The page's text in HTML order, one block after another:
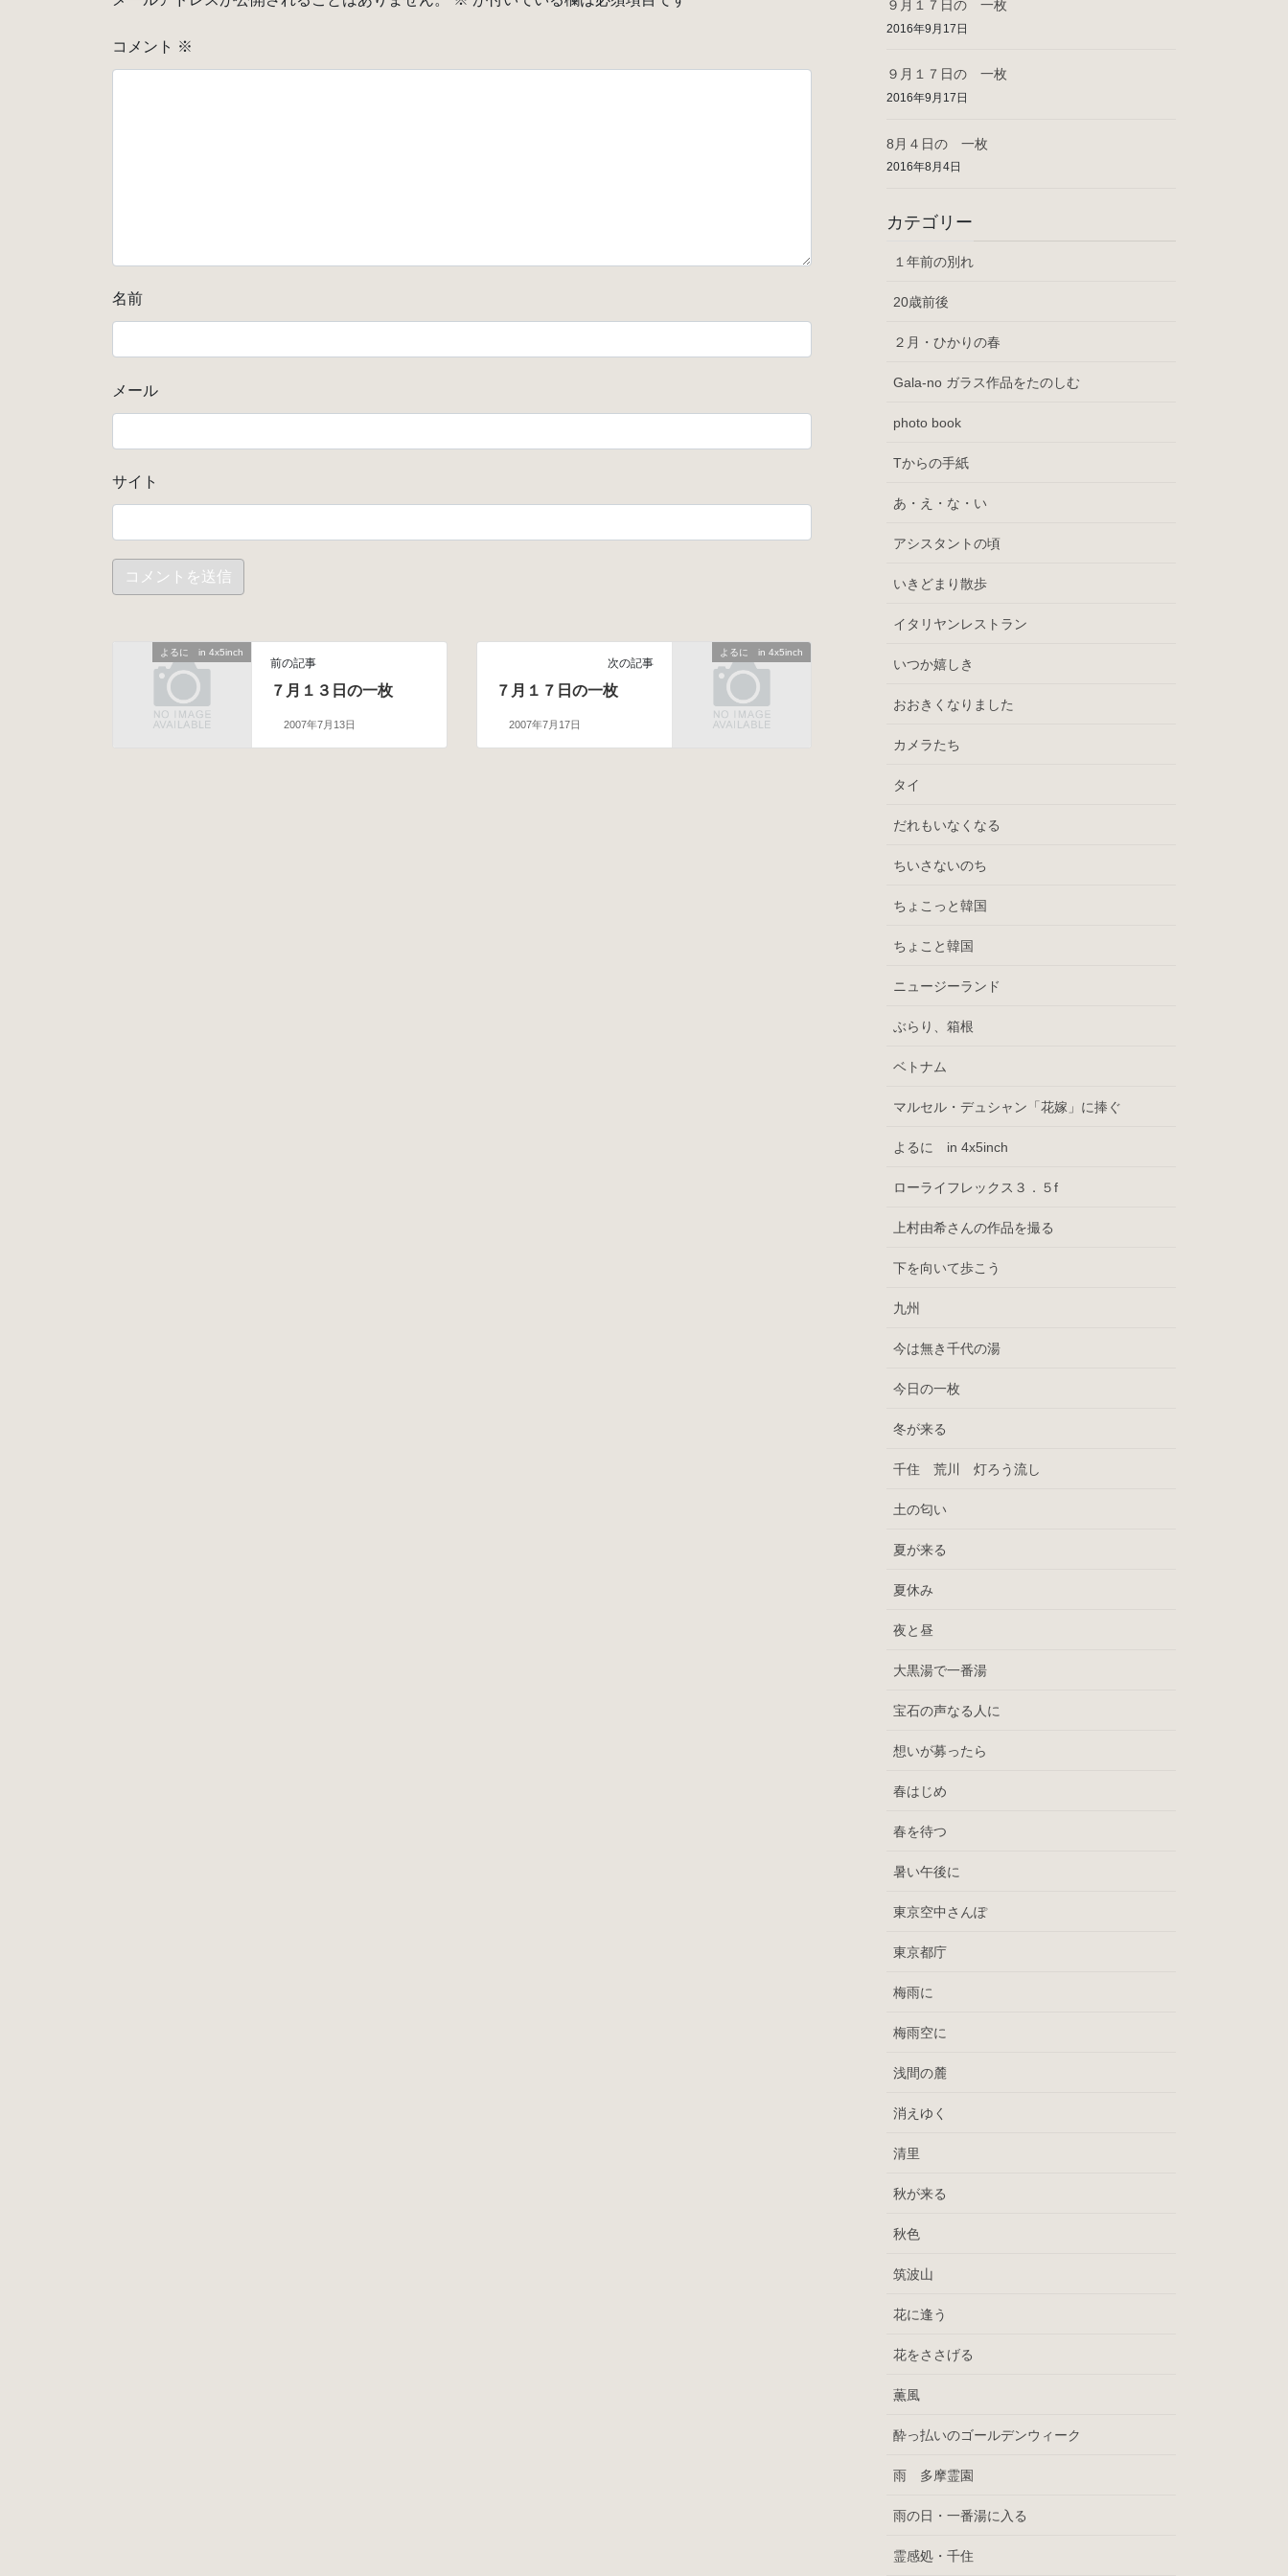
コメント ※
名前
メール
サイト
よるに in 4x5inch
前の記事
７月１３日の一枚
2007年7月13日
よるに in 4x5inch
次の記事
７月１７日の一枚
2007年7月17日
９月１７日の 一枚
2016年9月17日
９月１７日の 一枚
2016年9月17日
8月４日の 一枚
2016年8月4日
カテゴリー
１年前の別れ
20歳前後
２月・ひかりの春
Gala-no ガラス作品をたのしむ
photo book
Tからの手紙
あ・え・な・い
アシスタントの頃
いきどまり散歩
イタリヤンレストラン
いつか嬉しき
おおきくなりました
カメラたち
タイ
だれもいなくなる
ちいさないのち
ちょこっと韓国
ちょこと韓国
ニュージーランド
ぶらり、箱根
ベトナム
マルセル・デュシャン「花嫁」に捧ぐ
よるに in 4x5inch
ローライフレックス３．５f
上村由希さんの作品を撮る
下を向いて歩こう
九州
今は無き千代の湯
今日の一枚
冬が来る
千住 荒川 灯ろう流し
土の匂い
夏が来る
夏休み
夜と昼
大黒湯で一番湯
宝石の声なる人に
想いが募ったら
春はじめ
春を待つ
暑い午後に
東京空中さんぽ
東京都庁
梅雨に
梅雨空に
浅間の麓
消えゆく
清里
秋が来る
秋色
筑波山
花に逢う
花をささげる
薫風
酔っ払いのゴールデンウィーク
雨 多摩霊園
雨の日・一番湯に入る
霊感処・千住